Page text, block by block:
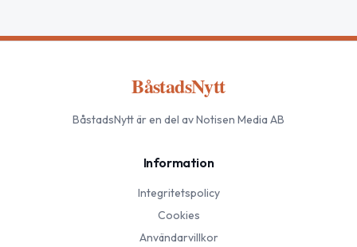
BåstadsNytt
BåstadsNyttär en del av Notisen Media AB
Information
Integritetspolicy
Cookies
Användarvillkor